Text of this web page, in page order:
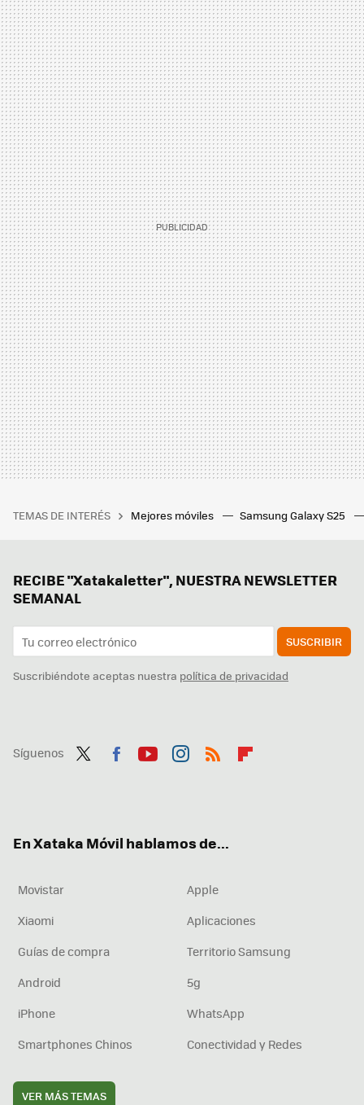
TEMAS DE INTERÉS Mejores móviles Samsung Galaxy S25
RECIBE "Xatakaletter", NUESTRA NEWSLETTER
SEMANAL
SUSCRIBIR
Suscribiéndote aceptas nuestra política de privacidad
Síguenos
En Xataka Móvil hablamos de...
Movistar
Apple
Xiaomi
Aplicaciones
Guías de compra
Territorio Samsung
Android
5g
iPhone
WhatsApp
Smartphones Chinos
Conectividad y Redes
VER MÁS TEMAS